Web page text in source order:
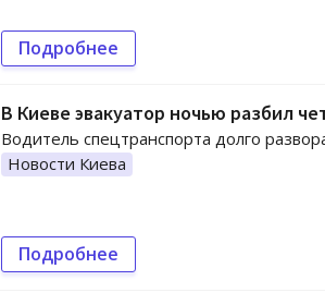
Подробнее
В Киеве эвакуатор ночью разбил
Водитель спецтранспорта долго
Новости Киева
Подробнее